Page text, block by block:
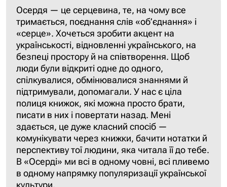
Осердя — це серцевина, те, на чому все
тримається, поєднання слів «об’єднання» і
«серце». Хочеться зробити акцент на
українськості, відновленні українського, на
безпеці простору й на співтворення. Щоб
люди були відкриті одне до одного,
спілкувалися, обмінювалися знаннями й
підтримували, допомагали. У нас є ціла
полиця книжок, які можна просто брати,
писати в них і повертати назад. Мені
здається, це дуже класний спосіб —
комунікувати через книжки, бачити нотатки й
перспективу тої людини, яка читала її до тебе.
В «Осерді» ми всі в одному човні, всі пливемо
в одному напрямку популяризації української
культури.